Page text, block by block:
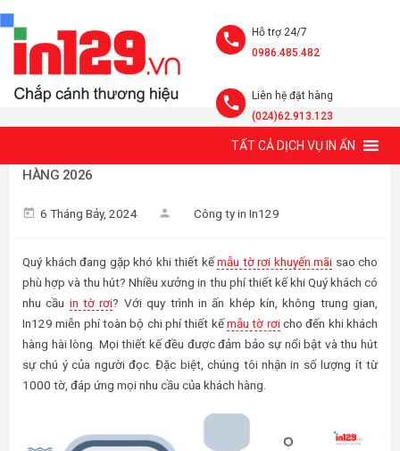
Hỗ trợ 24/7
0986.485.482
Liên hệ đặt hàng
(024)62.913.123
TẤT CẢ DỊCH VỤ IN ẤN
MẪU TỜ RƠI KHUYẾN MÃI NỔI BẬT VÀ THU HÚT KHÁCH
HÀNG 2026
6 Tháng Bảy, 2024 Công ty in In129
Quý khách đang gặp khó khi thiết kếmẫu tờ rơi khuyến mãi sao cho
phù hợp và thu hút? Nhiều xưởng in thu phí thiết kế khi Quý khách có
nhu cầu in tờ rơi? Với quy trình in ấn khép kín, không trung gian,
In129 miễn phí toàn bộ chi phí thiết kếmẫu tờ rơicho đến khi khách
hàng hài lòng. Mọi thiết kế đều được đảm bảo sự nổi bật và thu hút
sự chú ý của người đọc. Đặc biệt, chúng tôi nhận in số lượng ít từ
1000 tờ, đáp ứng mọi nhu cầu của khách hàng.